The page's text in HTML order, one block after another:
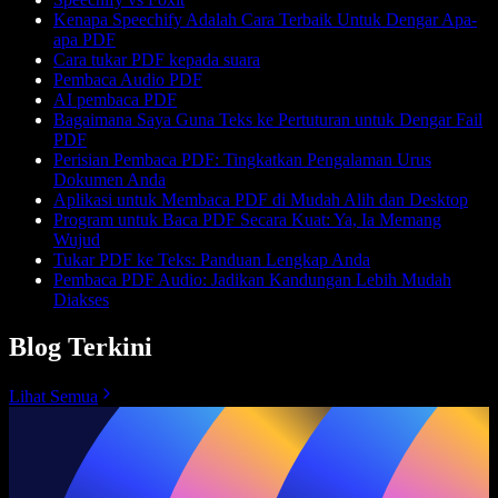
Kenapa Speechify Adalah Cara Terbaik Untuk Dengar Apa-
apa PDF
Cara tukar PDF kepada suara
Pembaca Audio PDF
AI pembaca PDF
Bagaimana Saya Guna Teks ke Pertuturan untuk Dengar Fail
PDF
Perisian Pembaca PDF: Tingkatkan Pengalaman Urus
Dokumen Anda
Aplikasi untuk Membaca PDF di Mudah Alih dan Desktop
Program untuk Baca PDF Secara Kuat: Ya, Ia Memang
Wujud
Tukar PDF ke Teks: Panduan Lengkap Anda
Pembaca PDF Audio: Jadikan Kandungan Lebih Mudah
Diakses
Blog Terkini
Lihat Semua